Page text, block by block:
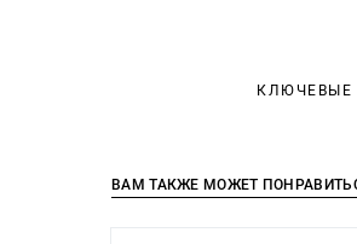
КЛЮЧЕВЫЕ
ВАМ ТАКЖЕ МОЖЕТ